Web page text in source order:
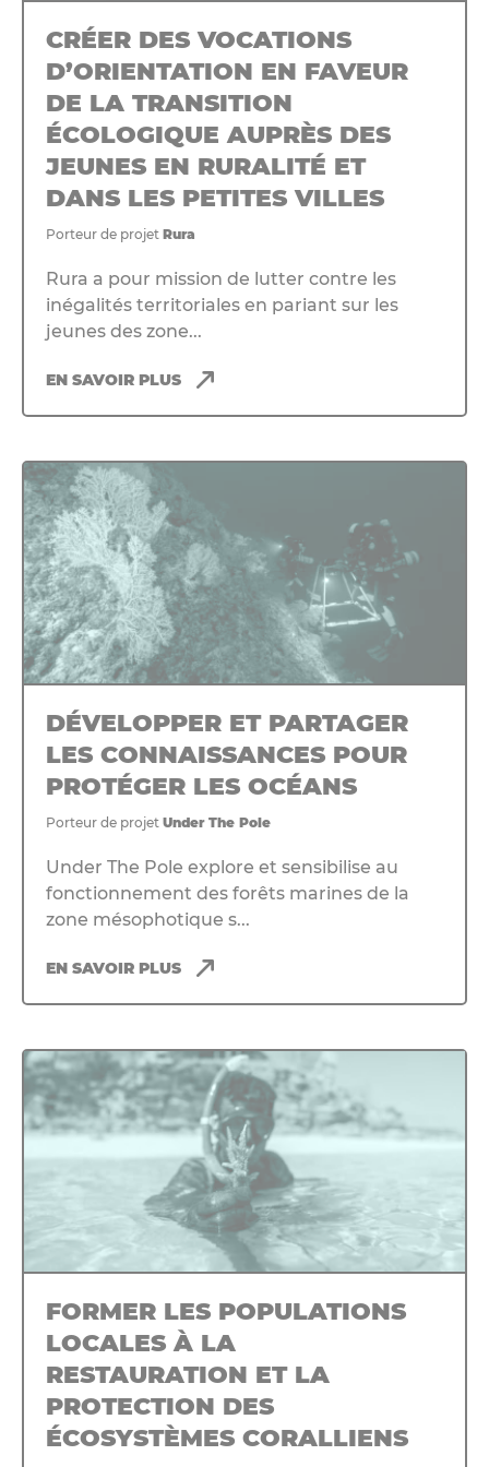
CRÉER DES VOCATIONS
D’ORIENTATION EN FAVEUR
DE LA TRANSITION
ÉCOLOGIQUE AUPRÈS DES
JEUNES EN RURALITÉ ET
DANS LES PETITES VILLES
Porteur de projet Rura
Rura a pour mission de lutter contre les
inégalités territoriales en pariant sur les
jeunes des zone...
EN SAVOIR PLUS
DÉVELOPPER ET PARTAGER
LES CONNAISSANCES POUR
PROTÉGER LES OCÉANS
Porteur de projet Under The Pole
Under The Pole explore et sensibilise au
fonctionnement des forêts marines de la
zone mésophotique s...
EN SAVOIR PLUS
FORMER LES POPULATIONS
LOCALES À LA
RESTAURATION ET LA
PROTECTION DES
ÉCOSYSTÈMES CORALLIENS